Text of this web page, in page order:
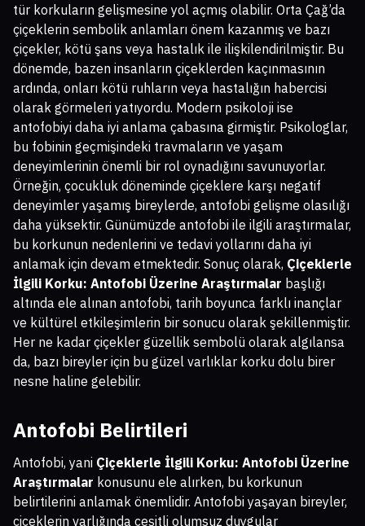
tür korkuların gelişmesine yol açmış olabilir. Orta Çağ’da
çiçeklerin sembolik anlamları önem kazanmış ve bazı
çiçekler, kötü şans veya hastalık ile ilişkilendirilmiştir. Bu
dönemde, bazen insanların çiçeklerden kaçınmasının
ardında, onları kötü ruhların veya hastalığın habercisi
olarak görmeleri yatıyordu. Modern psikoloji ise
antofobiyi daha iyi anlama çabasına girmiştir. Psikologlar,
bu fobinin geçmişindeki travmaların ve yaşam
deneyimlerinin önemli bir rol oynadığını savunuyorlar.
Örneğin, çocukluk döneminde çiçeklere karşı negatif
deneyimler yaşamış bireylerde, antofobi gelişme olasılığı
daha yüksektir. Günümüzde antofobi ile ilgili araştırmalar,
bu korkunun nedenlerini ve tedavi yollarını daha iyi
anlamak için devam etmektedir. Sonuç olarak, Çiçeklerle
İlgili Korku: Antofobi Üzerine Araştırmalar başlığı
altında ele alınan antofobi, tarih boyunca farklı inançlar
ve kültürel etkileşimlerin bir sonucu olarak şekillenmiştir.
Her ne kadar çiçekler güzellik sembolü olarak algılansa
da, bazı bireyler için bu güzel varlıklar korku dolu birer
nesne haline gelebilir.
Antofobi Belirtileri
Antofobi, yani Çiçeklerle İlgili Korku: Antofobi Üzerine
Araştırmalar konusunu ele alırken, bu korkunun
belirtilerini anlamak önemlidir. Antofobi yaşayan bireyler,
çiçeklerin varlığında çeşitli olumsuz duygular